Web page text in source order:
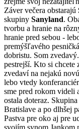
Záver večera obstarajú
skupiny Sanyland.
tvorbu a hranie na
hranie pred sebou -
premýšľavého
dobristu. Som
pestrejší. Kto si chcete
zvedaví na nejakú
lebo vtedy konferanciér
sme pred rokom videli
ostala doteraz. Skupina
Bratislave a po dlhšej
Pastva pre oko aj pre
svojím synom Jankom